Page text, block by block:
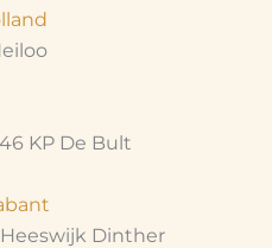
KP De Bult
Heeswijk Dinther